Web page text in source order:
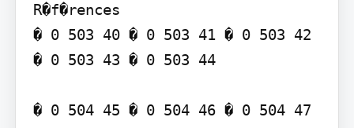
R�f�rences
� 0 503 40 � 0 503 41 � 0 503 42
� 0 503 43 � 0 503 44